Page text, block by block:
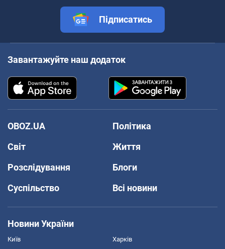
Підписатись
Завантажуйте наш додаток
OBOZ.UA
Політика
Світ
Життя
Розслідування
Блоги
Суспільство
Всі новини
Новини України
Київ Харків